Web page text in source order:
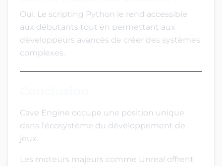
Oui. Le scripting Python le rend accessible
aux débutants tout en permettant aux
développeurs avancés de créer des systèmes
complexes.
Cave Engine occupe une position unique
dans l’écosystème du développement de
jeux.
Les moteurs majeurs comme Unreal offrent